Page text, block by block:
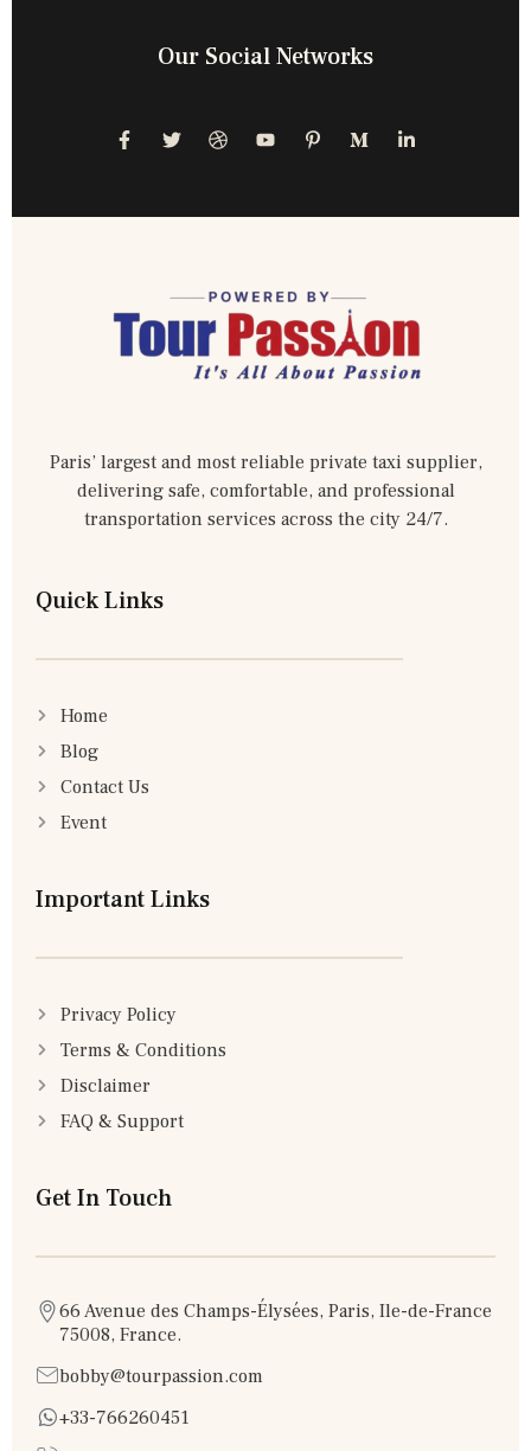
Our Social Networks
Paris’ largest and most reliable private taxi supplier,
delivering safe, comfortable, and professional
transportation services across the city 24/7.
Quick Links
Home
Blog
Contact Us
Event
Important Links
Privacy Policy
Terms & Conditions
Disclaimer
FAQ & Support
Get In Touch
66 Avenue des Champs-Élysées, Paris, Ile-de-France
75008, France.
bobby@tourpassion.com
+33-766260451